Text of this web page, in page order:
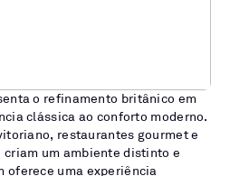
o refinamento britânico em
clássica ao conforto moderno.
restaurantes gourmet e
um ambiente distinto e
oferece uma experiência